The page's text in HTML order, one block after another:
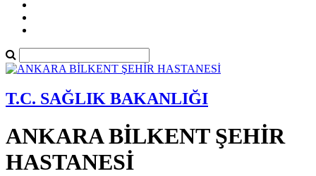
T.C. SAĞLIK BAKANLIĞI
ANKARA BİLKENT ŞEHİR
HASTANESİ